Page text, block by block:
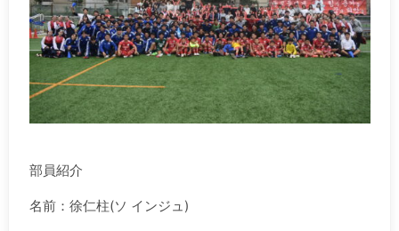
部員紹介
名前：徐仁柱(ソ インジュ)